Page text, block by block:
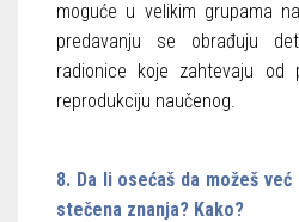
moguće u velikim grupama
predavanju se obrađuju
radionice koje zahtevaju od
reprodukciju naučenog.
8. Da li osećaš da možeš
stečena znanja? Kako?